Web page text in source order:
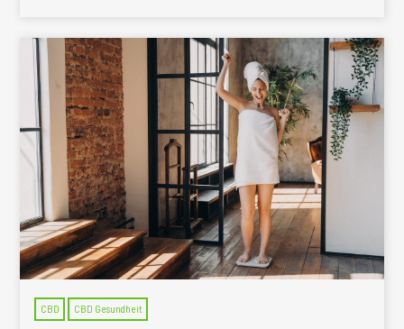
CBD CBD Gesundheit